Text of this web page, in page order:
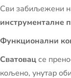
Сви забиљежени
инструменталне
Функционални
Сватовац се
кољено, унутар